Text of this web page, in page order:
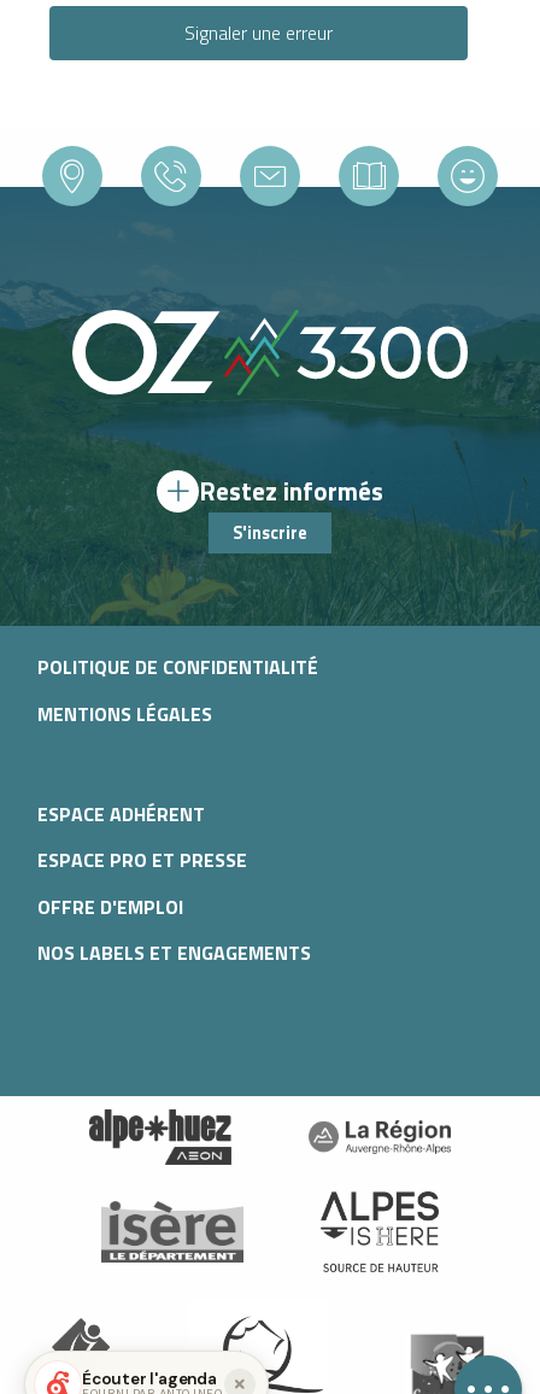
Prestations
Contacter par
email
Signaler une erreur
Restez informés
S'inscrire
POLITIQUE DE CONFIDENTIALITÉ
MENTIONS LÉGALES
ESPACE ADHÉRENT
ESPACE PRO ET PRESSE
OFFRE D'EMPLOI
NOS LABELS ET ENGAGEMENTS
Écouter l'agenda